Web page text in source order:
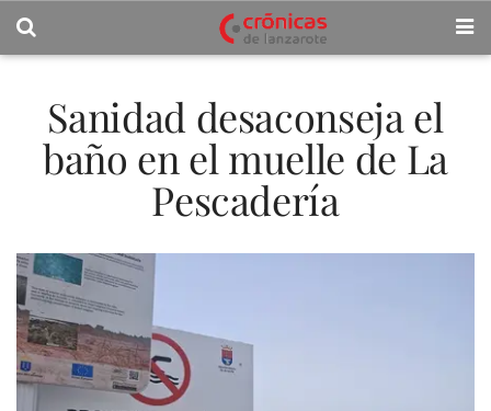
Sanidad desaconseja el
baño en el muelle de La
Pescadería